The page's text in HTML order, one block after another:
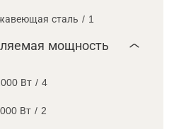
сталь / 1
мощность
Вт / 4
Вт / 2